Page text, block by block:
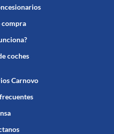
compra
coches
Carnovo